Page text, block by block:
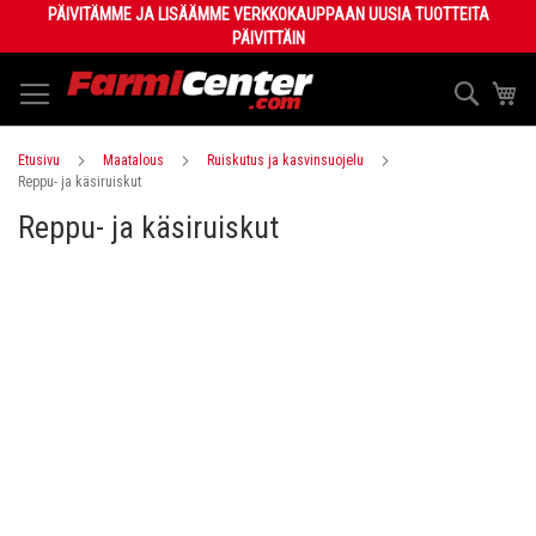
Content
PÄIVITÄMME JA LISÄÄMME VERKKOKAUPPAAN UUSIA TUOTTEITA
PÄIVITTÄIN
Haku
Etusivu Maatalous
Ruiskutus ja kasvinsuojelu
Reppu- ja käsiruiskut
Reppu- ja käsiruiskut